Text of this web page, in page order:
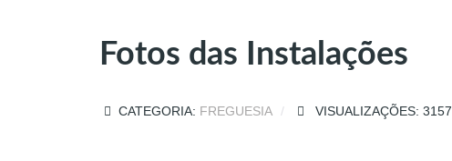
Fotos das Instalações
CATEGORIA: FREGUESIA VISUALIZAÇÕES: 3157